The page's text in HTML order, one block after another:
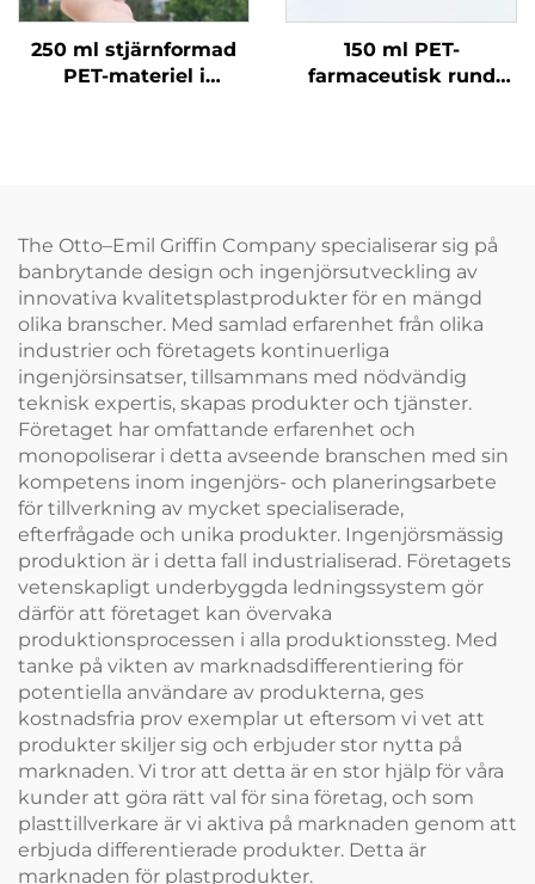
250 ml stjärnformad
PET-materiel i
150 ml PET-
farmaceutisk rund
The Otto–Emil Griffin Company specialiserar sig på
banbrytande design och ingenjörsutveckling av
innovativa kvalitetsplastprodukter för en mängd
olika branscher. Med samlad erfarenhet från olika
industrier och företagets kontinuerliga
ingenjörsinsatser, tillsammans med nödvändig
teknisk expertis, skapas produkter och tjänster.
Företaget har omfattande erfarenhet och
monopoliserar i detta avseende branschen med sin
kompetens inom ingenjörs- och planeringsarbete
för tillverkning av mycket specialiserade,
efterfrågade och unika produkter. Ingenjörsmässig
produktion är i detta fall industrialiserad. Företagets
vetenskapligt underbyggda ledningssystem gör
därför att företaget kan övervaka
produktionsprocessen i alla produktionssteg. Med
tanke på vikten av marknadsdifferentiering för
potentiella användare av produkterna, ges
kostnadsfria prov exemplar ut eftersom vi vet att
produkter skiljer sig och erbjuder stor nytta på
marknaden. Vi tror att detta är en stor hjälp för våra
kunder att göra rätt val för sina företag, och som
plasttillverkare är vi aktiva på marknaden genom att
erbjuda differentierade produkter. Detta är
marknaden för plastprodukter.